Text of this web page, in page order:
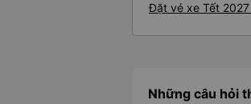
Đặt vé xe Tết
Những câu hỏi